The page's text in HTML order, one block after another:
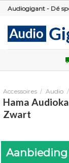
Skip
content
Audiogigant - Dé
Accessoires / Audio /
Hama
Zwart
Aanbieding